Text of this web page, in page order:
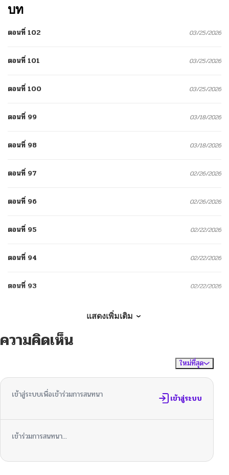
บท
ตอนที่ 102 03/25/2026
ตอนที่ 101 03/25/2026
ตอนที่ 100 03/25/2026
ตอนที่ 99 03/18/2026
ตอนที่ 98 03/18/2026
ตอนที่ 97 02/26/2026
ตอนที่ 96 02/26/2026
ตอนที่ 95 02/22/2026
ตอนที่ 94 02/22/2026
ตอนที่ 93 02/22/2026
ตอนที่ 91
02/07/2026
ตอนที่ 89 02/07/2026
02/07/2026
แสดงเพิ่มเติม
ความคิดเห็น
ใหม่ที่สุด
เข้าสู่ระบบเพื่อเข้าร่วมการสนทนา เข้าสู่ระบบ
เข้าร่วมการสนทนา...